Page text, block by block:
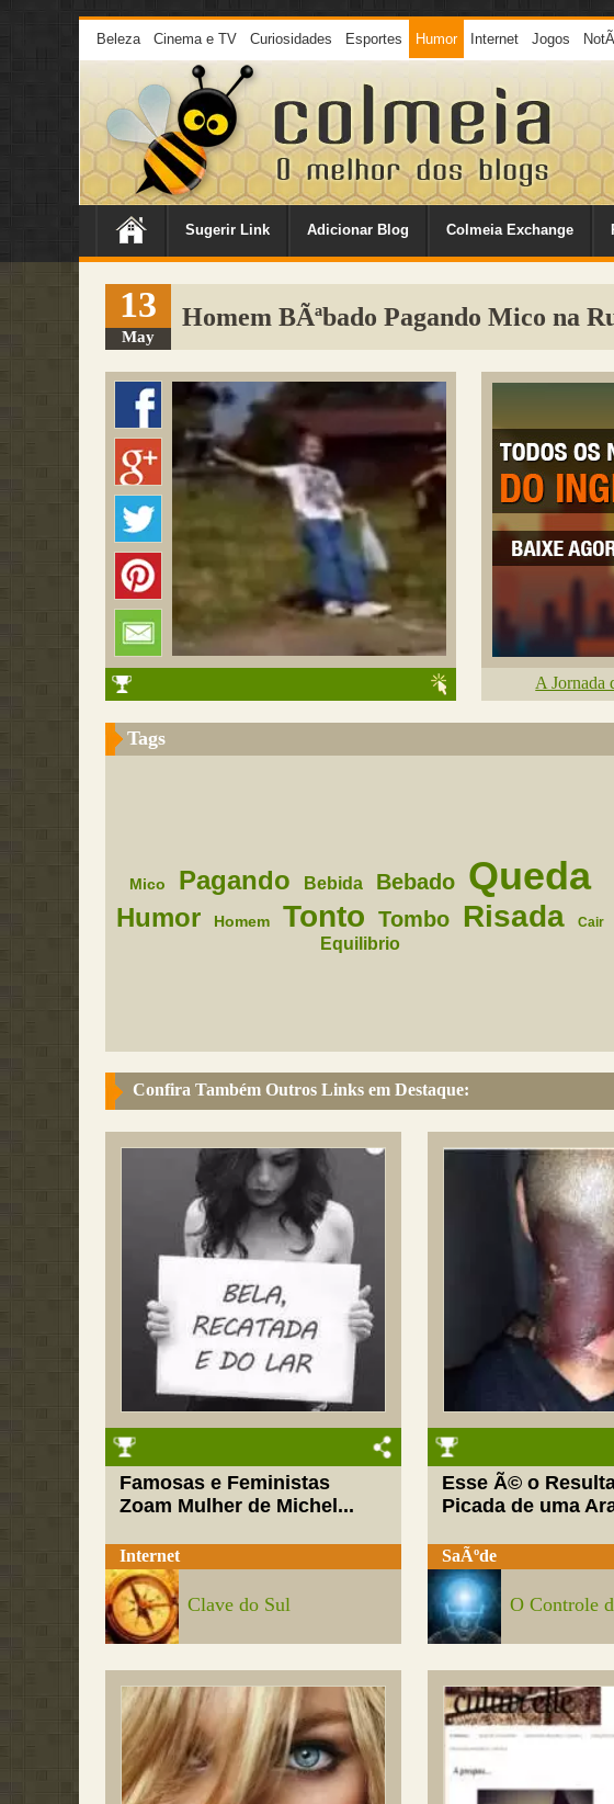
Beleza Cinema e TV Curiosidades Esportes Humor Internet Jogos
Sugerir Link Adicionar Blog Colmeia Exchange
13
May
Homem BÃªbado Pagando Mico na
A Jornada
Tags
Mico Pagando Bebida Bebado Queda
Humor Homem Tonto Tombo Risada Cair
Equilibrio
Confira Também Outros Links em Destaque:
Famosas e Feministas
Zoam Mulher de Michel...
Internet
Clave do Sul
Esse Ã© o
Picada de uma
SaÃºde
O Controle